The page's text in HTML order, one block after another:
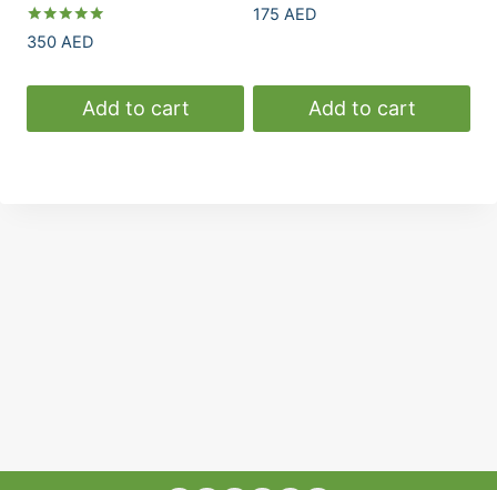
Rated
5.00
350 AED
Add to cart
Rated
5.00
175 AED
Add to cart